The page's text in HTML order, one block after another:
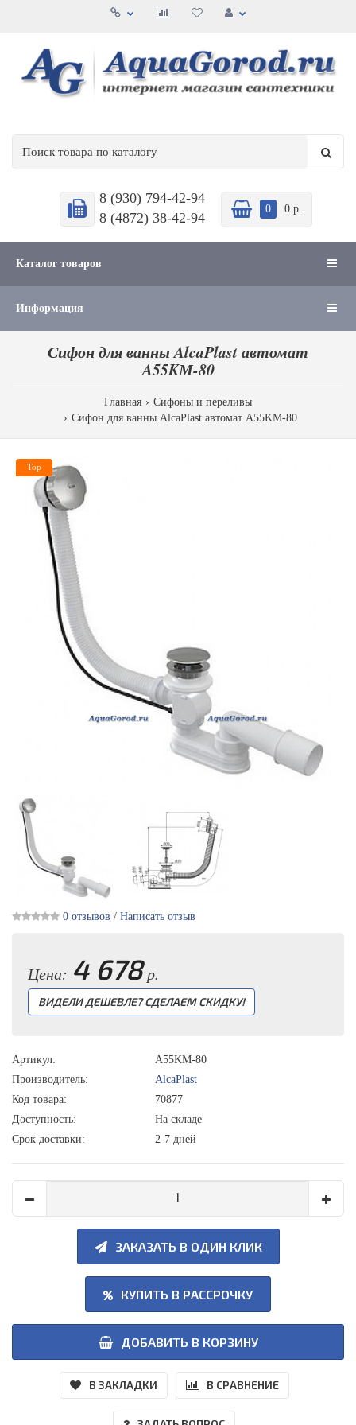
8 (930) 794-42-94
8 (4872) 38-42-94
0 0 р.
Каталог товаров
Информация
Сифон для ванны AlcaPlast автомат
A55KМ-80
Главная
Сифоны и переливы
Сифон для ванны AlcaPlast автомат A55KМ-80
Top
0 отзывов / Написать отзыв
Цена: 4 678р.
ВИДЕЛИ ДЕШЕВЛЕ? СДЕЛАЕМ СКИДКУ!
Артикул:
A55KM-80
Производитель:
AlcaPlast
Код товара:
70877
Доступность:
На складе
Срок доставки:
2-7 дней
ЗАКАЗАТЬ В ОДИН КЛИК
КУПИТЬ В РАССРОЧКУ
ДОБАВИТЬ В КОРЗИНУ
В ЗАКЛАДКИ В СРАВНЕНИЕ